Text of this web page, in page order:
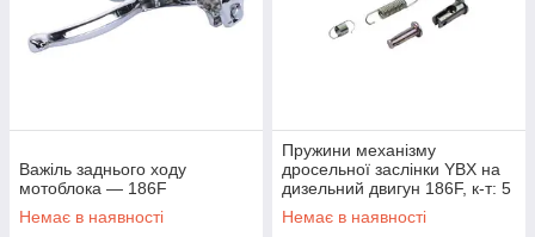
Важіль заднього ходу
мотоблока — 186F
Немає в наявності
Пружини механізму
дросельної заслінки YBX на
дизельний двигун 186F, к-т: 5
шт. , тип 2
Немає в наявності